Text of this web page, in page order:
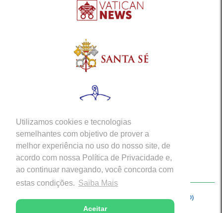
Utilizamos cookies e tecnologias
semelhantes com objetivo de prover a
melhor experiência no uso do nosso site, de
acordo com nossa Política de Privacidade e,
ao continuar navegando, você concorda com
estas condições. Saiba Mais
Aceitar
Copyright © 2026 - Arquidiocese de Porto Velho (RO)
Desenvolvido com excelência por